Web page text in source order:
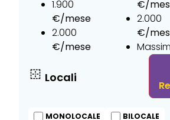
1.900
2.000
2.000
Locali
MONOLOCALE
BILOCALE